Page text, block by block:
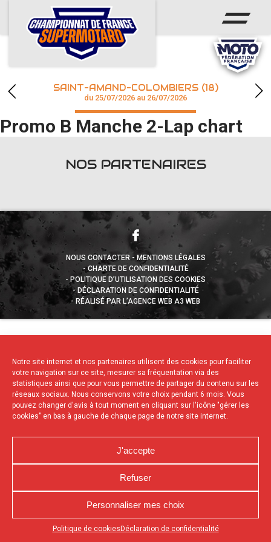
Notre site internet et nos partenaires utilisent des cookies pour faciliter
votre navigation sur ce site, mesurer sa fréquentation via des
statistiques ainsi que pour vous permettre de partager du contenu sur les
réseaux sociaux. Nous conservons votre choix pendant 6 mois. Vous
pouvez changer d'avis à tout moment en cliquant sur l'icône "gérer les
cookies" en bas à gauche de chaque page de notre site internet.
J'accepte
Refuser
Personnaliser mes choix
Politique de cookies Déclaration de confidentialité
Appuyez sur le bouton partager en bas de votre
ACCUEIL
ACTUS
CALENDRIER
CHAMPIONNAT
RÉSULTATS
SAINT-AMAND-COLOMBIERS (18)
du 25/07/2026 au 26/07/2026
Promo B Manche 2-Lap chart
NOS PARTENAIRES
NOUS CONTACTER
MENTIONS LÉGALES
CHARTE DE CONFIDENTIALITÉ
POLITIQUE D’UTILISATION DES COOKIES
DÉCLARATION DE CONFIDENTIALITÉ
RÉALISÉ PAR L’AGENCE WEB A3 WEB